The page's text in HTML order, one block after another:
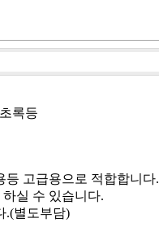
록등
고급용으로 적합합니다.
실 수 있습니다.
.(별도부담)